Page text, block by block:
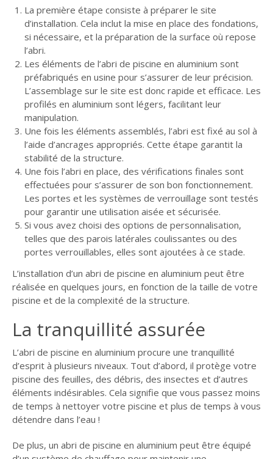
La première étape consiste à préparer le site
d’installation. Cela inclut la mise en place des fondations,
si nécessaire, et la préparation de la surface où repose
l’abri.
Les éléments de l’abri de piscine en aluminium sont
préfabriqués en usine pour s’assurer de leur précision.
L’assemblage sur le site est donc rapide et efficace. Les
profilés en aluminium sont légers, facilitant leur
manipulation.
Une fois les éléments assemblés, l’abri est fixé au sol à
l’aide d’ancrages appropriés. Cette étape garantit la
stabilité de la structure.
Une fois l’abri en place, des vérifications finales sont
effectuées pour s’assurer de son bon fonctionnement.
Les portes et les systèmes de verrouillage sont testés
pour garantir une utilisation aisée et sécurisée.
Si vous avez choisi des options de personnalisation,
telles que des parois latérales coulissantes ou des
portes verrouillables, elles sont ajoutées à ce stade.
L’installation d’un abri de piscine en aluminium peut être
réalisée en quelques jours, en fonction de la taille de votre
piscine et de la complexité de la structure.
La tranquillité assurée
L’abri de piscine en aluminium procure une tranquillité
d’esprit à plusieurs niveaux. Tout d’abord, il protège votre
piscine des feuilles, des débris, des insectes et d’autres
éléments indésirables. Cela signifie que vous passez moins
de temps à nettoyer votre piscine et plus de temps à vous
détendre dans l’eau !
De plus, un abri de piscine en aluminium peut être équipé